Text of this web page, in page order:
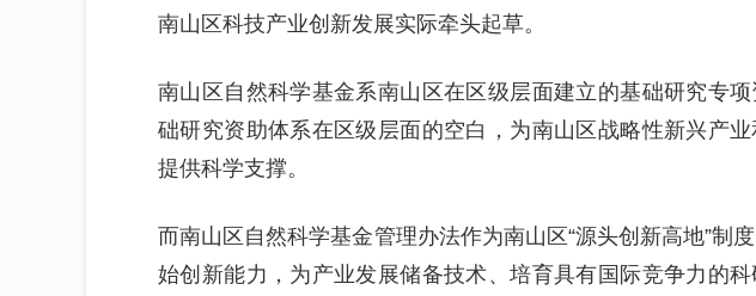
南山区科技产业创新发展实际牵头起草。
南山区自然科学基金系南山区在区级层面建立的基础研究专
础研究资助体系在区级层面的空白，为南山区战略性新兴产
提供科学支撑。
而南山区自然科学基金管理办法作为南山区“源头创新高地”制
始创新能力，为产业发展储备技术、培育具有国际竞争力的